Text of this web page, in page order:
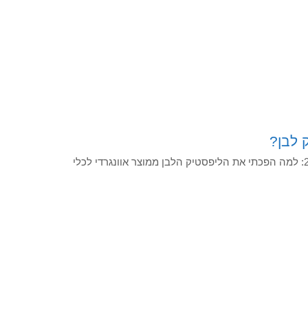
לבן?
אני מזמין אתכן להכיר את הטרנד הנועז שמשתלט על הפיד ב-2026: למה הפכתי את הליפסטיק הלבן ממוצר אוונגרדי לכלי